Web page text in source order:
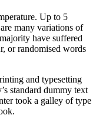
Up to 5
many variations of
have suffered
or randomised words
and typesetting
standard dummy text
took a galley of type